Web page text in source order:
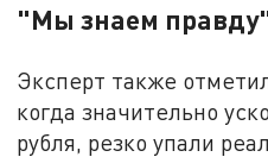
"Мы знаем
Эксперт также
когда значительно
рубля, резко упали